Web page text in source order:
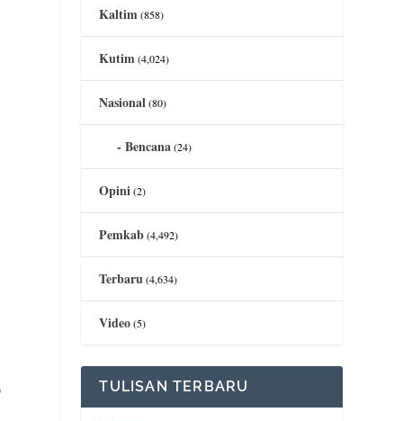
Kaltim(858)
Kutim(4,024)
Nasional(80)
Bencana(24)
Opini(2)
Pemkab(4,492)
Terbaru(4,634)
Video(5)
TULISAN TERBARU